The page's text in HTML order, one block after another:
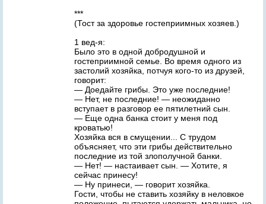
***
(Тост за здоровье гостеприимных хозяев.)
1 вед-я:
Было это в одной добродушной и
гостеприимной семье. Во время одного из
застолий хозяйка, потчуя кого-то из друзей,
говорит:
— Доедайте грибы. Это уже последние!
— Нет, не последние! — неожиданно
вступает в разговор ее пятилетний сын.
— Еще одна банка стоит у меня под
кроватью!
Хозяйка вся в смущении... С трудом
объясняет, что эти грибы действительно
последние из той злополучной банки.
— Нет! — настаивает сын. — Хотите, я
сейчас принесу!
— Ну принеси, — говорит хозяйка.
Гости, чтобы не ставить хозяйку в неловкое